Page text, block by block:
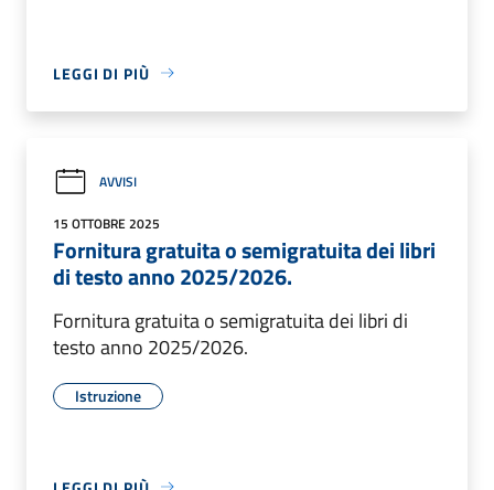
LEGGI DI PIÙ
AVVISI
15 OTTOBRE 2025
Fornitura gratuita o semigratuita dei libri
di testo anno 2025/2026.
Fornitura gratuita o semigratuita dei libri di
testo anno 2025/2026.
Istruzione